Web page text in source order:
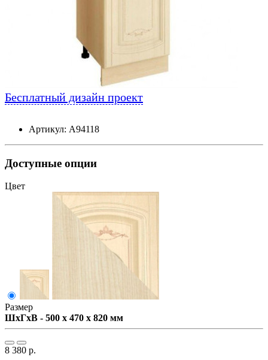
Бесплатный дизайн проект
Артикул: А94118
Доступные опции
Цвет
Размер
ШxГxВ - 500 x 470 x 820 мм
8 380 р.